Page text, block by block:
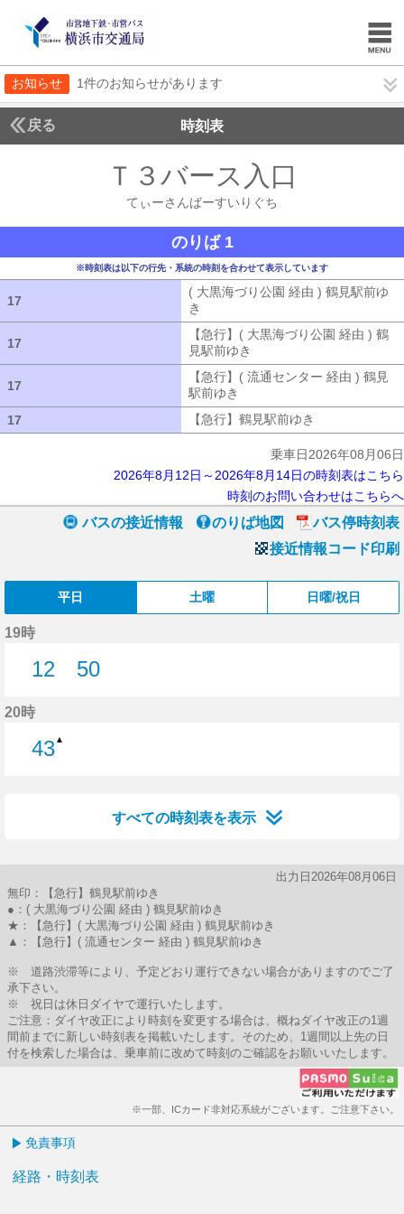
お知らせ 1件のお知らせがあります
戻る 時刻表
Ｔ３バース入口
てぃーさんばーすいりぐち
のりば 1
※時刻表は以下の行先・系統の時刻を合わせて表示しています
17
( 大黒海づり公園 経由 ) 鶴見駅前ゆ
き
17
【急行】( 大黒海づり公園 経由 ) 鶴
見駅前ゆき
17
【急行】( 流通センター 経由 ) 鶴見
駅前ゆき
17
【急行】鶴見駅前ゆき
乗車日2026年08月06日
2026年8月12日～2026年8月14日の時刻表はこちら
時刻のお問い合わせはこちらへ
バスの接近情報 のりば地図
バス停時刻表
接近情報コード印刷
平日 土曜 日曜/祝日
19時
12
50
20時
43▲
すべての時刻表を表示
出力日2026年08月06日
無印：【急行】鶴見駅前ゆき
●：( 大黒海づり公園 経由 ) 鶴見駅前ゆき
★：【急行】( 大黒海づり公園 経由 ) 鶴見駅前ゆき
▲：【急行】( 流通センター 経由 ) 鶴見駅前ゆき
※ 道路渋滞等により、予定どおり運行できない場合がありますのでご了
承下さい。
※ 祝日は休日ダイヤで運行いたします。
ご注意：ダイヤ改正により時刻を変更する場合は、概ねダイヤ改正の1週
間前までに新しい時刻表を掲載いたします。そのため、1週間以上先の日
付を検索した場合は、乗車前に改めて時刻のご確認をお願いいたします。
※一部、ICカード非対応系統がございます。ご注意下さい。
免責事項
経路・時刻表